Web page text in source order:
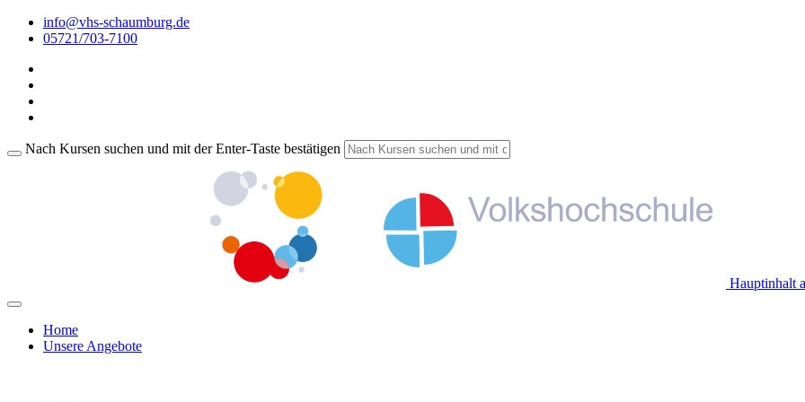
info@vhs-schaumburg.de
05721/703-7100
Nach Kursen suchen und mit der Enter-Taste bestätigen
Hauptinhalt
Home
Unsere Angebote